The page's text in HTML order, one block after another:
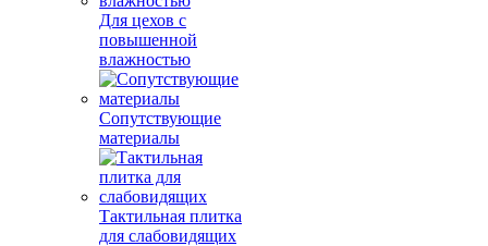
Для цехов с
повышенной
влажностью
Сопутствующие
материалы
Тактильная плитка
для слабовидящих